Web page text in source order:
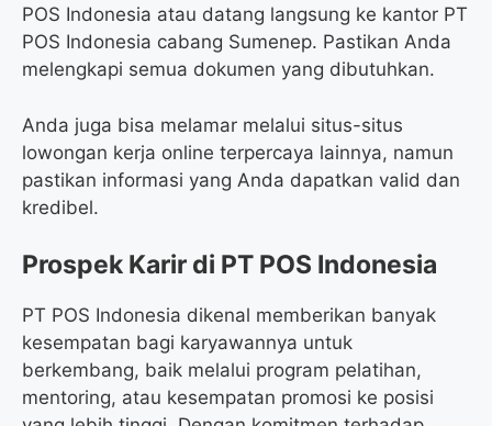
POS Indonesia atau datang langsung ke kantor PT
POS Indonesia cabang Sumenep. Pastikan Anda
melengkapi semua dokumen yang dibutuhkan.
Anda juga bisa melamar melalui situs-situs
lowongan kerja online terpercaya lainnya, namun
pastikan informasi yang Anda dapatkan valid dan
kredibel.
Prospek Karir di PT POS Indonesia
PT POS Indonesia dikenal memberikan banyak
kesempatan bagi karyawannya untuk
berkembang, baik melalui program pelatihan,
mentoring, atau kesempatan promosi ke posisi